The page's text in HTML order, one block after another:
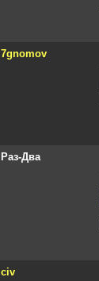
7gnomov
Раз-Два
civ